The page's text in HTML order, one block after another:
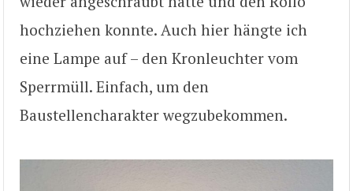
hochziehen konnte. Auch hier hängte ich
eine Lampe auf – den Kronleuchter vom
Sperrmüll. Einfach, um den
Baustellencharakter wegzubekommen.